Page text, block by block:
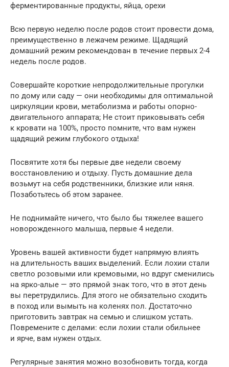
ферментированные продукты, яйца, орехи
Всю первую неделю после родов стоит провести дома,
преимущественно в лежачем режиме. Щадящий
домашний режим рекомендован в течение первых 2-4
недель после родов.
Совершайте короткие непродолжительные прогулки
по дому или саду — они необходимы для оптимальной
циркуляции крови, метаболизма и работы опорно-
двигательного аппарата; Не стоит приковывать себя
к кровати на 100%, просто помните, что вам нужен
щадящий режим глубокого отдыха!
Посвятите хотя бы первые две недели своему
восстановлению и отдыху. Пусть домашние дела
возьмут на себя родственники, близкие или няня.
Позаботьтесь об этом заранее.
Не поднимайте ничего, что было бы тяжелее вашего
новорожденного малыша, первые 4 недели.
Уровень вашей активности будет напрямую влиять
на длительность ваших выделений. Если лохии стали
светло розовыми или кремовыми, но вдруг сменились
на ярко-алые — это прямой знак того, что в этот день
вы перетрудились. Для этого не обязательно сходить
в поход или вымыть на коленях пол. Достаточно
приготовить завтрак на семью и слишком устать.
Повремените с делами: если лохии стали обильнее
и ярче, вам нужен отдых.
Регулярные занятия можно возобновить тогда, когда